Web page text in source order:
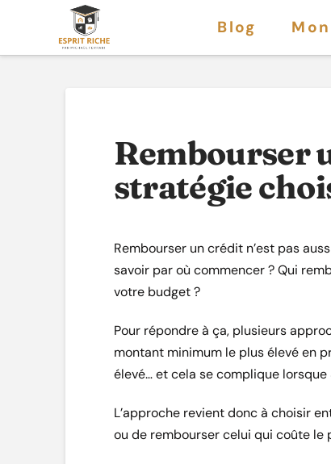
Blog
Rembourser
stratégie
Rembourser un crédit n’est pas
savoir par où commencer ? Qui
votre budget ?
Pour répondre à ça, plusieurs
montant minimum le plus élevé en
élevé… et cela se complique
L’approche revient donc à choisir
ou de rembourser celui qui coûte le